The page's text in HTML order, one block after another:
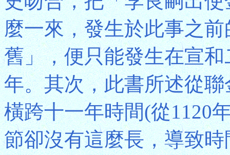
麼一來，發生於此事之
舊」，便只能發生在宣
年。其次，此書所述從
橫跨十一年時間(從1120
節卻沒有這麼長，導致